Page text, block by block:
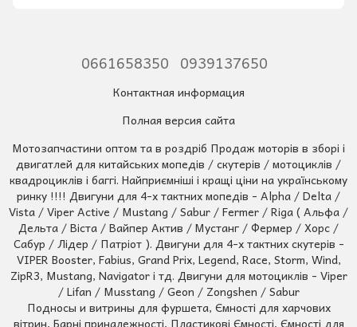
0661658350 0939137650
Контактная информация
Полная версия сайта
Мотозапчастини оптом та в роздріб Продаж моторів в зборі і
двигатлей для китайських мопедів / скутерів / мотоциклів /
квадроциклів і баггі. Найприємніші і кращі ціни на українському
ринку !!!! Двигуни для 4-х тактних мопедів - Alpha / Delta /
Vista / Viper Active / Mustang / Sabur / Fermer / Riga ( Альфа /
Дельта / Віста / Вайпер Актив / Мустанг / Фермер / Хорс /
Сабур / Лідер / Патріот ). Двигуни для 4-х тактних скутерів -
VIPER Booster, Fabius, Grand Prix, Legend, Race, Storm, Wind,
ZipR3, Mustang, Navigator і тд. Двигуни для мотоциклів - Viper
/ Lifan / Musstang / Geon / Zongshen / Sabur
Подносы и витрины для фуршета, Ємності для харчових
вітрин, Барні приналежності, Пластикові Ємності, Ємності для